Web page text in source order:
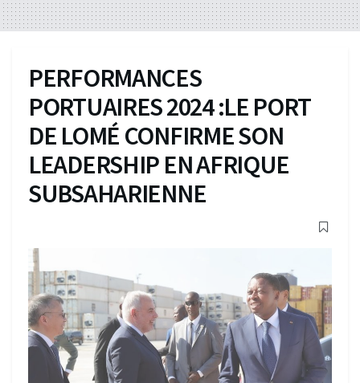
PERFORMANCES
PORTUAIRES 2024 :LE PORT
DE LOMÉ CONFIRME SON
LEADERSHIP EN AFRIQUE
SUBSAHARIENNE